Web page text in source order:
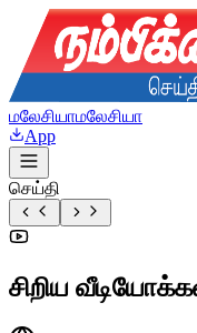
மலேசியாமலேசியா
App
செய்தி
சிறிய